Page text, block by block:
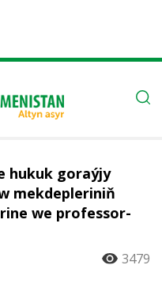
hukuk goraýjy
mekdepleriniň
we professor-
3479